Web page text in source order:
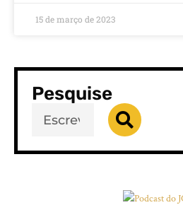
15 de março de 2023
Pesquise